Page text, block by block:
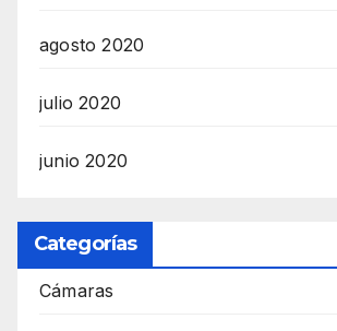
agosto 2020
julio 2020
junio 2020
Categorías
Cámaras